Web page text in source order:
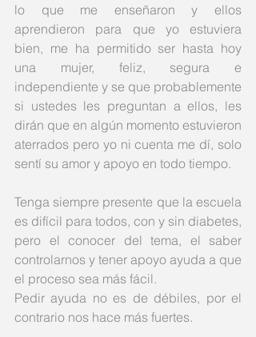
lo que me enseñaron y ellos
aprendieron para que yo estuviera
bien, me ha permitido ser hasta hoy
una mujer, feliz, segura e
independiente y se que probablemente
si ustedes les preguntan a ellos, les
dirán que en algún momento estuvieron
aterrados pero yo ni cuenta me dí, solo
sentí su amor y apoyo en todo tiempo.
Tenga siempre presente que la escuela
es difícil para todos, con y sin diabetes,
pero el conocer del tema, el saber
controlarnos y tener apoyo ayuda a que
el proceso sea más fácil.
Pedir ayuda no es de débiles, por el
contrario nos hace más fuertes.